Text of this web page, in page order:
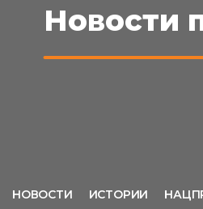
Новости
НОВОСТИ ИСТОРИИ